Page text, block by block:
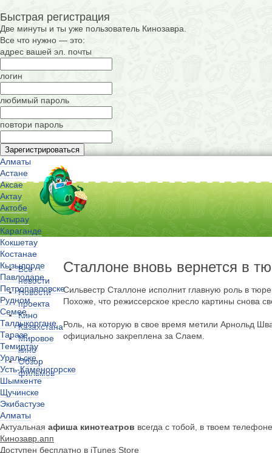
Быстрая регистрация
Две минуты и ты уже пользователь Кинозавра.
Все что нужно — это:
адрес вашей эл. почты
логин
любимый пароль
повтори пароль
Алматы
Астане
Аксае
Актау
Актобе
Атырау
Караганде
Кокшетау
Костанае
Кызылорде
Павлодаре
Петропавловске
Рудном
Семее
Талдыкоргане
Таразе
Темиртау
Уральске
Усть-Каменогорске
Шымкенте
Щучинске
Экибастузе
Алматы
Актуальная афиша кинотеатров всегда с тобой, в твоем телефоне
Кинозавр.апп
Доступен бесплатно в iTunes Store
Все
новости
Новости
проекта
Кино
Казахстана
Мировое
кино
Обзор
фильмов
Сталлоне вновь вернется в
Сильвестр Сталлоне исполнит главную роль в
Похоже, что режиссерское кресло картины снова
Роль, на которую в свое время метили Арнольд
официально закреплена за Слаем.